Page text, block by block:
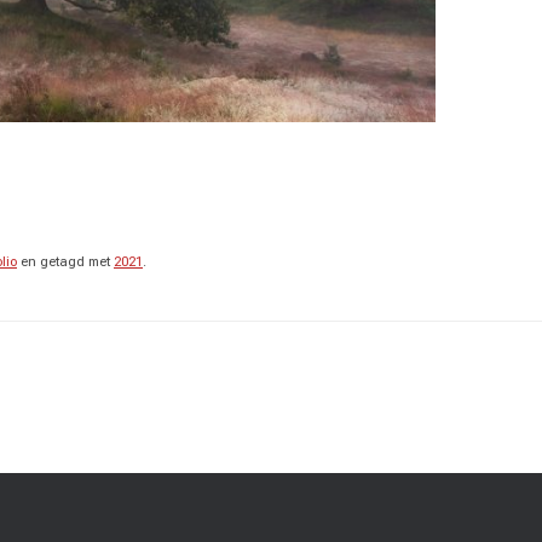
en getagd met 2021 .